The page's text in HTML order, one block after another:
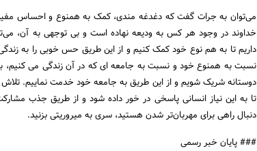
می‌توان به جرات گفت که دغدغه مندی، کمک به همنوع و احساس
خداوند در وجود هر کس به ودیعه نهاده است و بی توجهی به آن،
داریم تا به هم نوع خود کمک کنیم و از این طریق حس خوبی را به
نسبت به همنوع خود و نسبت به جامعه ای که در آن زندگی می کنیم،
دوستانه شریک شویم و از این طریق به جامعه خود خدمت نماییم.
تا به این نیاز انسانی پاسخی در خور داده شود و از طریق جذب
دنبال راهی برای مهربان‌تر شدن هستید، سری به میروریتی بزنید.
### پایان خبر رسمی